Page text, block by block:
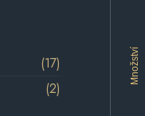
Množství
(17)
(2)